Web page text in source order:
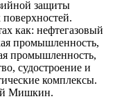
защиты
как: нефтегазовый
промышленность,
промышленность,
судостроение и
комплексы.
Мишкин.